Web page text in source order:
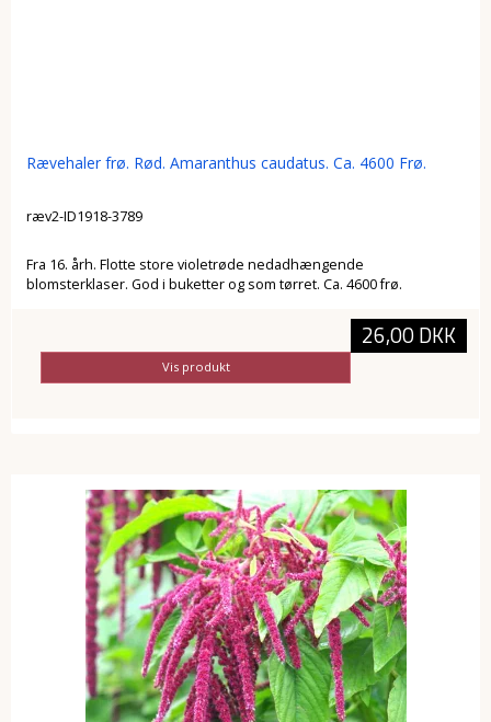
Rævehaler frø. Rød. Amaranthus caudatus. Ca. 4600 Frø.
ræv2-ID1918-3789
Fra 16. årh. Flotte store violetrøde nedadhængende
blomsterklaser. God i buketter og som tørret. Ca. 4600 frø.
26,00 DKK
Vis produkt